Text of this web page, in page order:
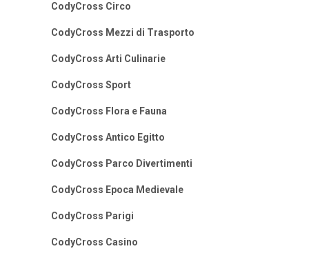
CodyCross Circo
CodyCross Mezzi di Trasporto
CodyCross Arti Culinarie
CodyCross Sport
CodyCross Flora e Fauna
CodyCross Antico Egitto
CodyCross Parco Divertimenti
CodyCross Epoca Medievale
CodyCross Parigi
CodyCross Casino